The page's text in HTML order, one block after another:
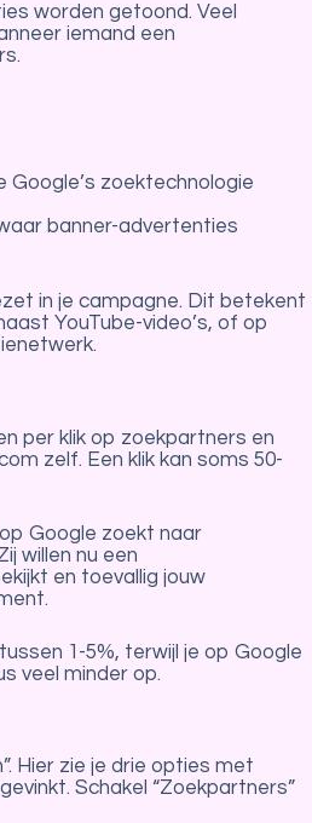
worden getoond. Veel
iemand een
zoektechnologie
banner-advertenties
in je campagne. Dit betekent
YouTube-video’s, of op
per klik op zoekpartners en
zelf. Een klik kan soms 50-
Google zoekt naar
willen nu een
en toevallig jouw
1-5%, terwijl je op Google
veel minder op.
Hier zie je drie opties met
Schakel “Zoekpartners”